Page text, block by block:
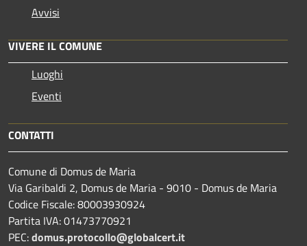
Avvisi
VIVERE IL COMUNE
Luoghi
Eventi
CONTATTI
Comune di Domus de Maria
Via Garibaldi 2, Domus de Maria - 9010 - Domus de Maria
Codice Fiscale: 80003930924
Partita IVA: 01473770921
PEC:domus.protocollo@globalcert.it